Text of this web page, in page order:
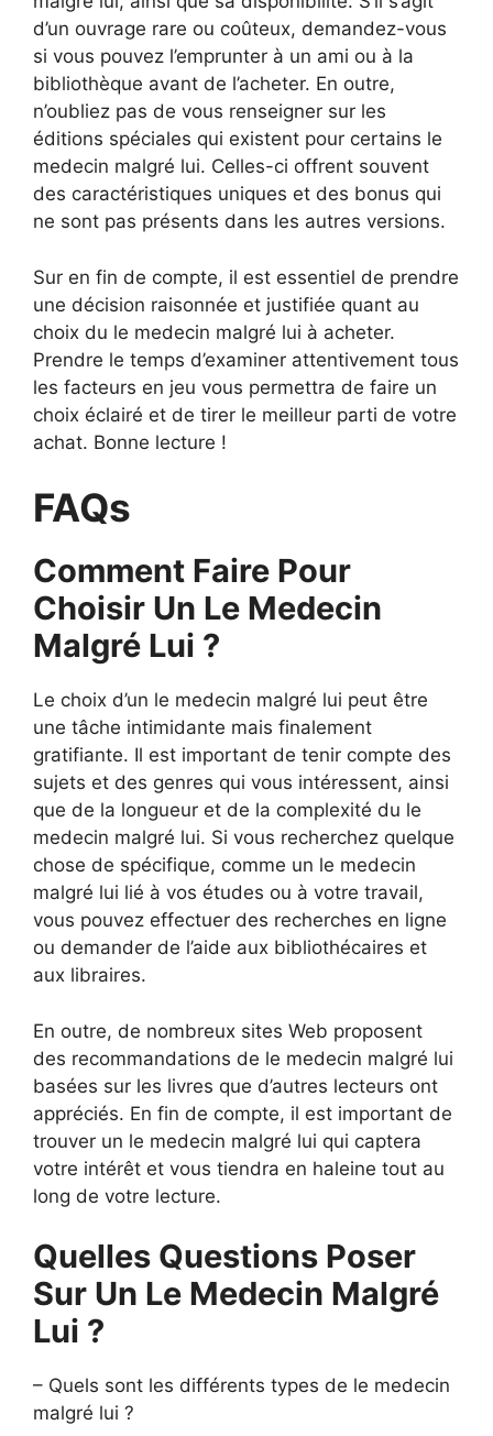
d’un ouvrage rare ou coûteux, demandez-vous
si vous pouvez l’emprunter à un ami ou à la
bibliothèque avant de l’acheter. En outre,
n’oubliez pas de vous renseigner sur les
éditions spéciales qui existent pour certains le
medecin malgré lui. Celles-ci offrent souvent
des caractéristiques uniques et des bonus qui
ne sont pas présents dans les autres versions.
Sur en fin de compte, il est essentiel de prendre
une décision raisonnée et justifiée quant au
choix du le medecin malgré lui à acheter.
Prendre le temps d’examiner attentivement tous
les facteurs en jeu vous permettra de faire un
choix éclairé et de tirer le meilleur parti de votre
achat. Bonne lecture !
FAQs
Comment Faire Pour
Choisir Un Le Medecin
Malgré Lui ?
Le choix d’un le medecin malgré lui peut être
une tâche intimidante mais finalement
gratifiante. Il est important de tenir compte des
sujets et des genres qui vous intéressent, ainsi
que de la longueur et de la complexité du le
medecin malgré lui. Si vous recherchez quelque
chose de spécifique, comme un le medecin
malgré lui lié à vos études ou à votre travail,
vous pouvez effectuer des recherches en ligne
ou demander de l’aide aux bibliothécaires et
aux libraires.
En outre, de nombreux sites Web proposent
des recommandations de le medecin malgré lui
basées sur les livres que d’autres lecteurs ont
appréciés. En fin de compte, il est important de
trouver un le medecin malgré lui qui captera
votre intérêt et vous tiendra en haleine tout au
long de votre lecture.
Quelles Questions Poser
Sur Un Le Medecin Malgré
Lui ?
– Quels sont les différents types de le medecin
malgré lui ?